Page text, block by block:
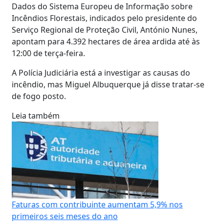
Dados do Sistema Europeu de Informação sobre
Incêndios Florestais, indicados pelo presidente do
Serviço Regional de Proteção Civil, António Nunes,
apontam para 4.392 hectares de área ardida até às
12:00 de terça-feira.
A Polícia Judiciária está a investigar as causas do
incêndio, mas Miguel Albuquerque já disse tratar-se
de fogo posto.
Leia também
Faturas com contribuinte aumentam 5,9% nos
primeiros seis meses do ano